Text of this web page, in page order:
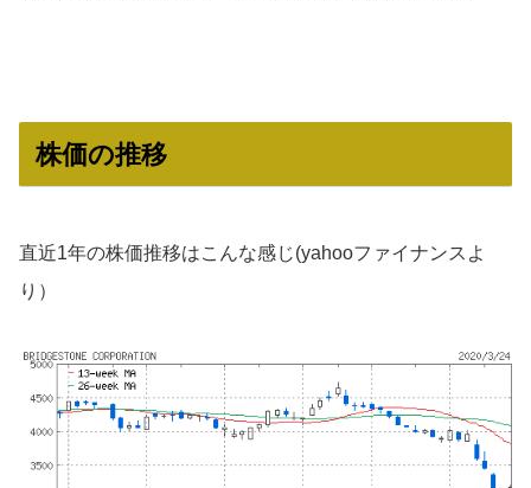
株価の推移
直近1年の株価推移はこんな感じ(yahooファイナンスよ
り）